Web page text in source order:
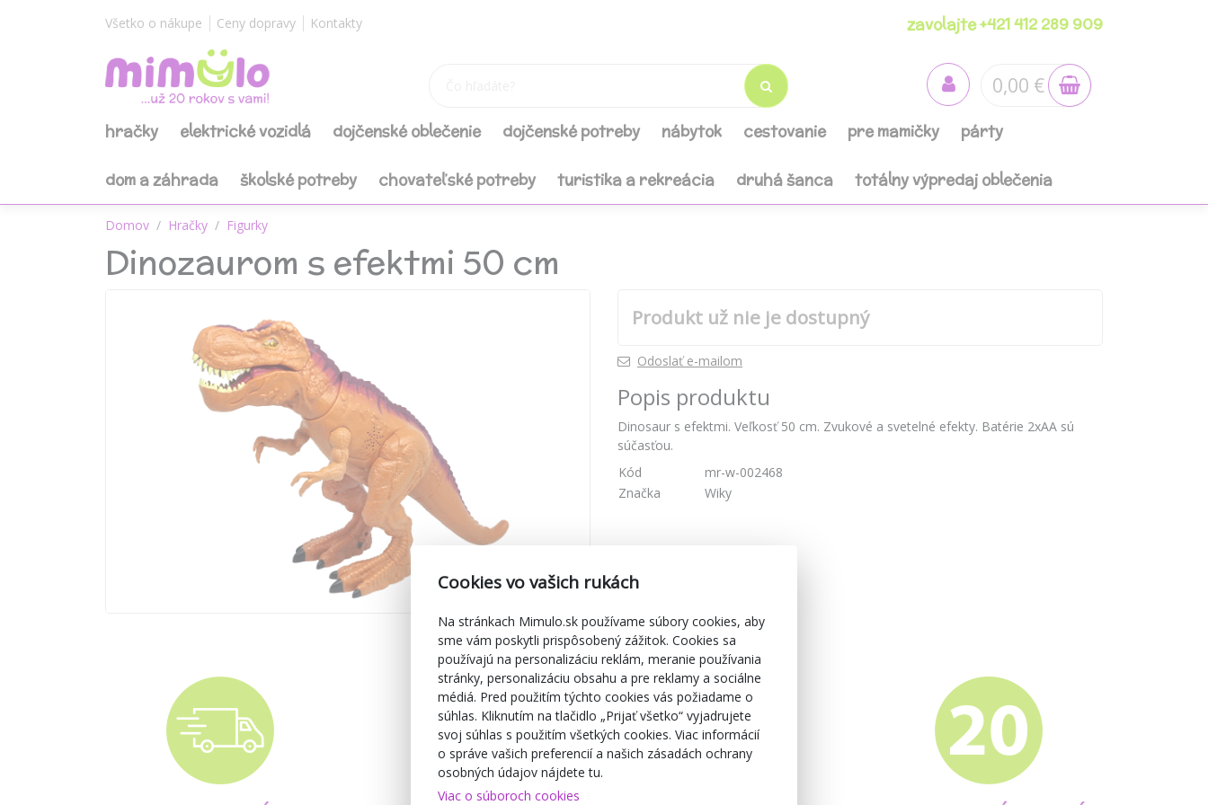
Všetko o nákupe Ceny dopravy Kontakty zavolajte +421 412 289 909
0,00 €
hračky elektrické vozidlá dojčenské oblečenie dojčenské potreby nábytok cestovanie pre mamičky párty
dom a záhrada školské potreby chovateľské potreby turistika a rekreácia druhá šanca totálny výpredaj oblečenia
Domov Hračky Figurky
Dinozaurom s efektmi 50 cm
Produkt už nie je dostupný
Odoslať e-mailom
Popis produktu
Dinosaur s efektmi. Veľkosť 50 cm. Zvukové a svetelné efekty. Batérie 2xAA sú
súčasťou.
Kód
mr-w-002468
Značka
Wiky
Cookies vo vašich rukách
Na stránkach Mimulo.sk používame súbory cookies, aby
sme vám poskytli prispôsobený zážitok. Cookies sa
používajú na personalizáciu reklám, meranie používania
stránky, personalizáciu obsahu a pre reklamy a sociálne
médiá. Pred použitím týchto cookies vás požiadame o
súhlas. Kliknutím na tlačidlo „Prijať všetko“ vyjadrujete
svoj súhlas s použitím všetkých cookies. Viac informácií
o správe vašich preferencií a našich zásadách ochrany
osobných údajov nájdete tu.
Viac o súboroch cookies